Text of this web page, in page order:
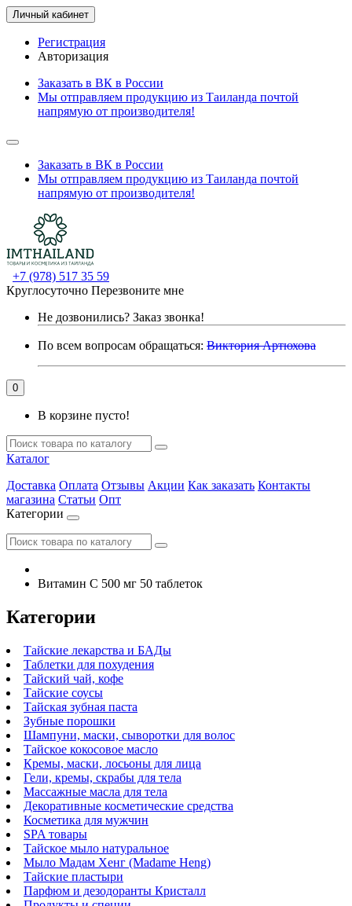
Личный кабинет
Регистрация
Авторизация
Заказать в ВК в России
Мы отправляем продукцию из Таиланда почтой
напрямую от производителя!
Заказать в ВК в России
Мы отправляем продукцию из Таиланда почтой
напрямую от производителя!
+7 (978) 517 35 59
Круглосуточно Перезвоните мне
Не дозвонились? Заказ звонка!
По всем вопросам обращаться: Виктория Артюхова
0
В корзине пусто!
Каталог
Доставка Оплата Отзывы Акции Как заказать Контакты
магазина Статьи Опт
Категории
Витамин С 500 мг 50 таблеток
Категории
Тайские лекарства и БАДы
Таблетки для похудения
Тайский чай, кофе
Тайские соусы
Тайская зубная паста
Зубные порошки
Шампуни, маски, сыворотки для волос
Тайское кокосовое масло
Кремы, маски, лосьоны для лица
Гели, кремы, скрабы для тела
Массажные масла для тела
Декоративные косметические средства
Косметика для мужчин
SPA товары
Тайское мыло натуральное
Мыло Мадам Хенг (Madame Heng)
Тайские пластыри
Парфюм и дезодоранты Кристалл